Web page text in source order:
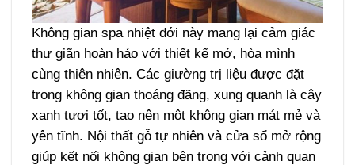
Không gian spa nhiệt đới này mang lại cảm giác
thư giãn hoàn hảo với thiết kế mở, hòa mình
cùng thiên nhiên. Các giường trị liệu được đặt
trong không gian thoáng đãng, xung quanh là cây
xanh tươi tốt, tạo nên một không gian mát mẻ và
yên tĩnh. Nội thất gỗ tự nhiên và cửa sổ mở rộng
giúp kết nối không gian bên trong với cảnh quan